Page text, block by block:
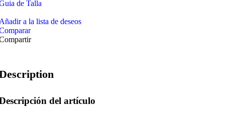
de Talla
a la lista de deseos
del artículo